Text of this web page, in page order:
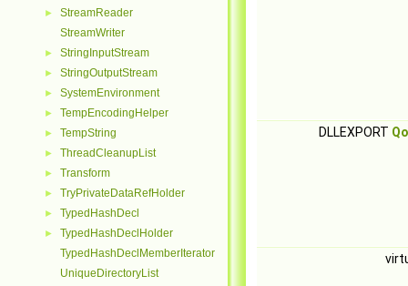
►
StreamReader
StreamWriter
► StringInputStream
► StringOutputStream
► SystemEnvironment
► TempEncodingHelper
► TempString
► ThreadCleanupList
► Transform
► TryPrivateDataRefHolder
► TypedHashDecl
►
TypedHashDeclHolder
TypedHashDeclMemberIterator
UniqueDirectoryList
DLLEXPORT